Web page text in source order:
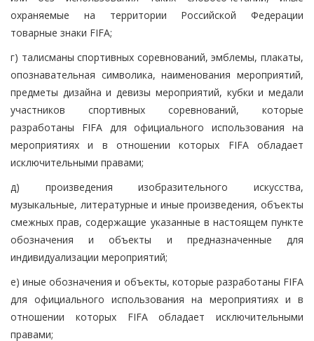
охраняемые на территории Российской Федерации
товарные знаки FIFA;
г) талисманы спортивных соревнований, эмблемы, плакаты,
опознавательная символика, наименования мероприятий,
предметы дизайна и девизы мероприятий, кубки и медали
участников спортивных соревнований, которые
разработаны FIFA для официального использования на
мероприятиях и в отношении которых FIFA обладает
исключительными правами;
д) произведения изобразительного искусства,
музыкальные, литературные и иные произведения, объекты
смежных прав, содержащие указанные в настоящем пункте
обозначения и объекты и предназначенные для
индивидуализации мероприятий;
е) иные обозначения и объекты, которые разработаны FIFA
для официального использования на мероприятиях и в
отношении которых FIFA обладает исключительными
правами;